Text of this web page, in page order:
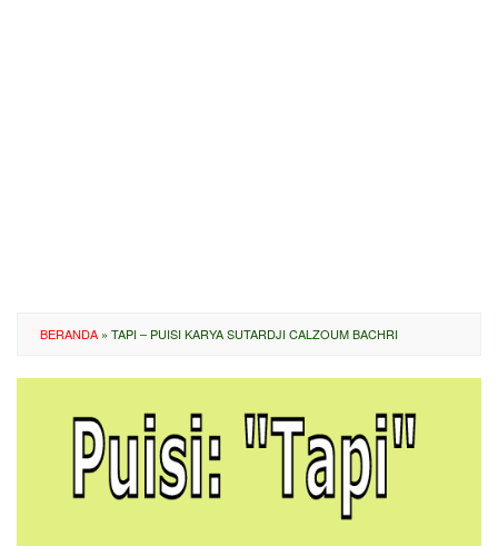
BERANDA » TAPI – PUISI KARYA SUTARDJI CALZOUM BACHRI